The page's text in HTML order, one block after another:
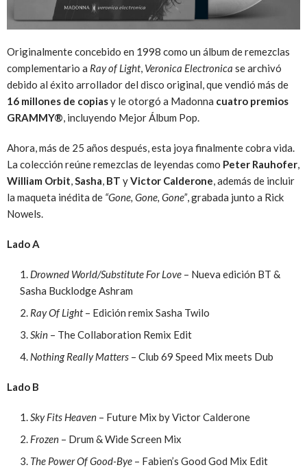
Originalmente concebido en 1998 como un álbum de remezclas
complementario a Ray of Light, Veronica Electronica se archivó
debido al éxito arrollador del disco original, que vendió más de
16 millones de copiasy le otorgó a Madonna cuatro premios
GRAMMY® , incluyendo Mejor Álbum Pop.
Ahora, más de 25 años después, esta joya finalmente cobra vida.
La colección reúne remezclas de leyendas como Peter Rauhofer
William Orbit Sasha BT yVictor Calderone , además de incluir
la maqueta inédita de “Gone, Gone, Gone”, grabada junto a Rick
Nowels.
Lado A
Drowned World/Substitute For Love– Nueva edición BT &
Sasha Bucklodge Ashram
Ray Of Light– Edición remix Sasha Twilo
Skin– The Collaboration Remix Edit
Nothing Really Matters– Club 69 Speed Mix meets Dub
Lado B
Sky Fits Heaven– Future Mix by Victor Calderone
Frozen– Drum & Wide Screen Mix
The Power Of Good-Bye– Fabien’s Good God Mix Edit